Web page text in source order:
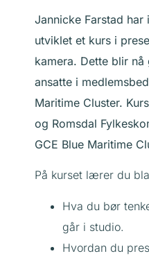
Jannicke Farstad har
utviklet et kurs i
kamera. Dette blir
ansatte i
Maritime Cluster.
og Romsdal
GCE Blue Maritime
På kurset lærer du
Hva du bør
går i studio.
Hvordan du